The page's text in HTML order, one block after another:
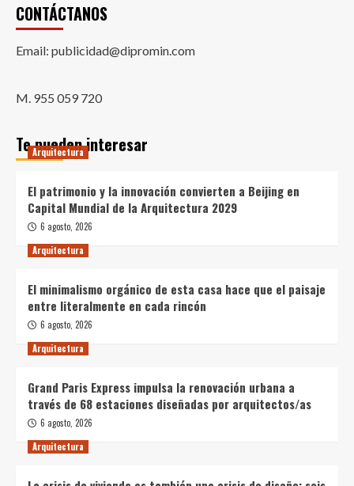
CONTÁCTANOS
Email: publicidad@dipromin.com
M. 955 059 720
Te pueden interesar
Arquitectura
El patrimonio y la innovación convierten a Beijing en
Capital Mundial de la Arquitectura 2029
6 agosto, 2026
Arquitectura
El minimalismo orgánico de esta casa hace que el paisaje
entre literalmente en cada rincón
6 agosto, 2026
Arquitectura
Grand Paris Express impulsa la renovación urbana a
través de 68 estaciones diseñadas por arquitectos/as
6 agosto, 2026
Arquitectura